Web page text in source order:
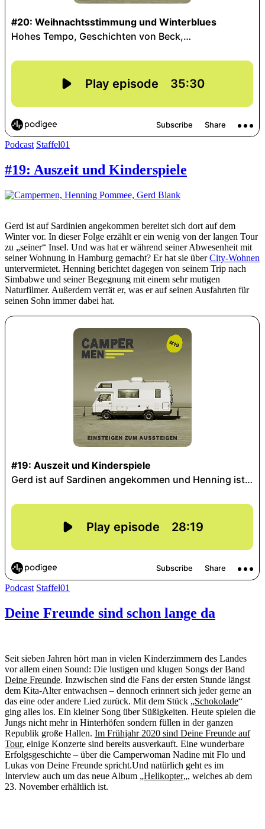
Podcast Staffel01
#19: Auszeit und Kinderspiele
Gerd ist auf Sardinien angekommen bereitet sich dort auf dem
Winter vor. In dieser Folge erzählt er ein wenig von der langen Tour
zu „seiner“ Insel. Und was hat er während seiner Abwesenheit mit
seiner Wohnung in Hamburg gemacht? Er hat sie überCity-Wohnen
untervermietet. Henning berichtet dagegen von seinem Trip nach
Simbabwe und seiner Begegnung mit einem sehr mutigen
Naturfilmer. Außerdem verrät er, was er auf seinen Ausfahrten für
seinen Sohn immer dabei hat.
Podcast Staffel01
Deine Freunde sind schon lange da
Seit sieben Jahren hört man in vielen Kinderzimmern des Landes
vor allem einen Sound: Die lustigen und klugen Songs der Band
Deine Freunde. Inzwischen sind die Fans der ersten Stunde längst
dem Kita-Alter entwachsen – dennoch erinnert sich jeder gerne an
das eine oder andere Lied zurück. Mit dem Stück „Schokolade“
ging alles los. Ein kleiner Song über Süßigkeiten. Heute spielen die
Jungs nicht mehr in Hinterhöfen sondern füllen in der ganzen
Republik große Hallen. Im Frühjahr 2020 sind Deine Freunde auf
Tour, einige Konzerte sind bereits ausverkauft. Eine wunderbare
Erfolgsgeschichte – über die Camperwoman Nadine mit Flo und
Lukas von Deine Freunde spricht.Und natürlich geht es im
Interview auch um das neue Album „Helikopter„, welches ab dem
23. November erhältlich ist.